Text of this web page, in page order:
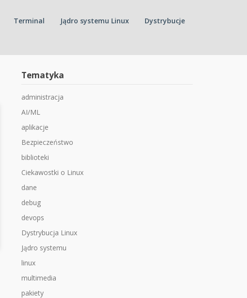
Terminal Jądro systemu Linux Dystrybucje
Tematyka
administracja
AI/ML
aplikacje
Bezpieczeństwo
biblioteki
Ciekawostki o Linux
dane
debug
devops
Dystrybucja Linux
Jądro systemu
linux
multimedia
pakiety